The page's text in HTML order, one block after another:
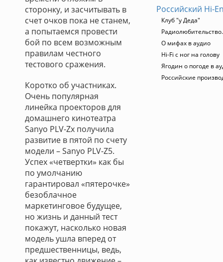
сторонку, и засчитывать в
счет очков пока не станем,
а попытаемся провести
бой по всем возможным
правилам честного
тестового сражения.
Коротко об участниках.
Очень популярная
линейка проекторов для
домашнего кинотеатра
Sanyo PLV-Zх получила
развитие в пятой по счету
модели – Sanyo PLV-Z5.
Успех «четвертки» как бы
по умолчанию
гарантировал «пятерочке»
безоблачное
маркетинговое будущее,
но жизнь и данный тест
покажут, насколько новая
модель ушла вперед от
предшественницы, ведь,
Российский Hi-
Клуб "у Деда"
О мифах в аудио
Hi-Fi с ног на голову
Ягодин о погоде в
Российские